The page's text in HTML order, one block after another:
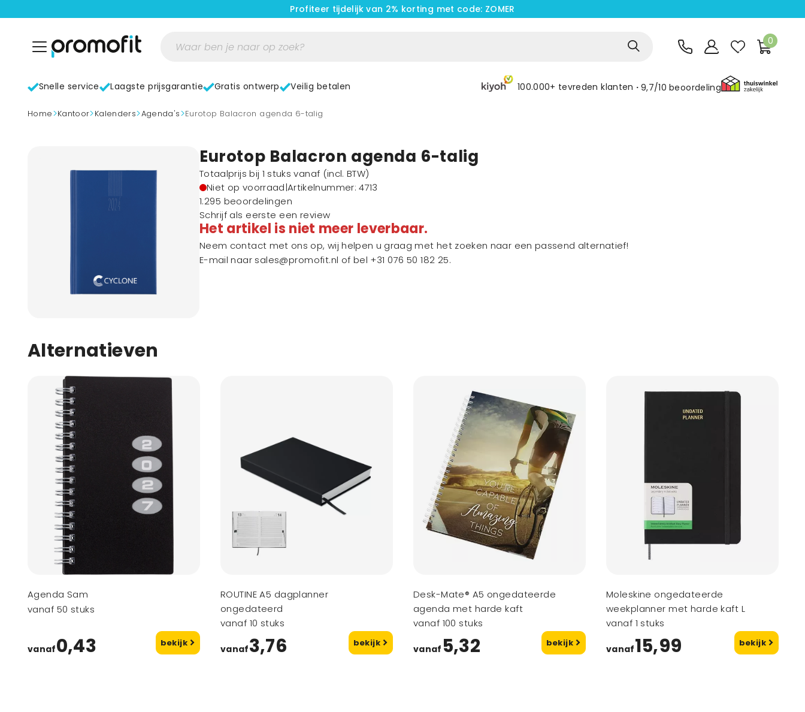
Profiteer tijdelijk van 2% korting met code: ZOMER
0
Snelle service Laagste prijsgarantie Gratis ontwerp Veilig betalen 100.000+ tevreden klanten 9,7/10 beoordeling
home> Kantoor> Kalenders> Agenda's> Eurotop Balacron agenda 6-talig
Eurotop Balacron agenda 6-talig
Totaalprijs bij 1 stuks vanaf (incl. BTW)
Niet op voorraad|Artikelnummer: 4713
1.295 beoordelingen
Schrijf als eerste een review
Het artikel is niet meer leverbaar.
Neem contact met ons op, wij helpen u graag met het zoeken naar een passend alternatief!
E-mail naar sales@promofit.nl of bel +31 076 50 182 25.
Alternatieven
Agenda Sam
vanaf 50 stuks
vanaf0,43 bekijk
ROUTINE A5 dagplanner
ongedateerd
vanaf 10 stuks
vanaf3,76 bekijk
Desk-Mate® A5 ongedateerde
agenda met harde kaft
vanaf 100 stuks
vanaf 5,32 bekijk
Moleskine ongedateerde
weekplanner met harde kaft L
vanaf 1 stuks
vanaf15,99 bekijk